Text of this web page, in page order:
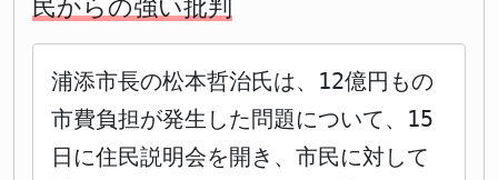
民からの強い批判
浦添市長の松本哲治氏は、12億円もの
市費負担が発生した問題について、15
日に住民説明会を開き、市民に対して